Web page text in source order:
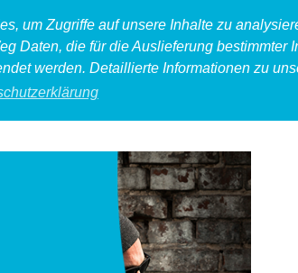
um Zugriffe auf unsere Inhalte zu
Daten, die für die Auslieferung
werden. Detaillierte Informationen zu